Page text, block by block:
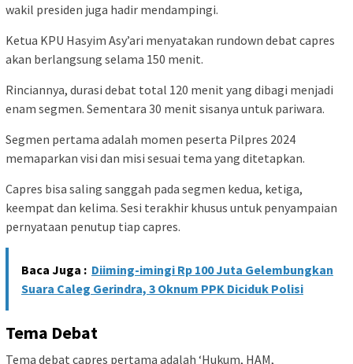
wakil presiden juga hadir mendampingi.
Ketua KPU Hasyim Asy’ari menyatakan rundown debat capres
akan berlangsung selama 150 menit.
Rinciannya, durasi debat total 120 menit yang dibagi menjadi
enam segmen. Sementara 30 menit sisanya untuk pariwara.
Segmen pertama adalah momen peserta Pilpres 2024
memaparkan visi dan misi sesuai tema yang ditetapkan.
Capres bisa saling sanggah pada segmen kedua, ketiga,
keempat dan kelima. Sesi terakhir khusus untuk penyampaian
pernyataan penutup tiap capres.
Baca Juga : Diiming-imingi Rp 100 Juta Gelembungkan
Suara Caleg Gerindra, 3 Oknum PPK Diciduk Polisi
Tema Debat
Tema debat capres pertama adalah ‘Hukum, HAM,